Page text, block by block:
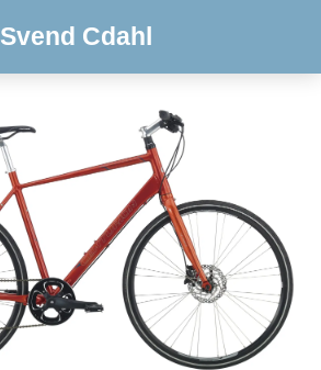
Svend Cdahl